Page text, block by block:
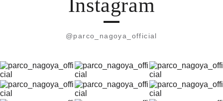
Instagram
@parco_nagoya_official